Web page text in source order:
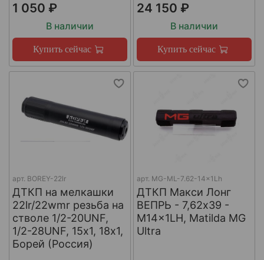
1 050 ₽
В наличии
Купить сейчас
24 150 ₽
В наличии
Купить сейчас
арт. BOREY-22lr
ДТКП на мелкашки
22lr/22wmr резьба на
стволе 1/2-20UNF,
1/2-28UNF, 15х1, 18х1,
Борей (Россия)
арт. MG-ML-7.62-14x1Lh
ДТКП Макси Лонг
ВЕПРЬ - 7,62x39 -
M14x1LH, Matilda MG
Ultra